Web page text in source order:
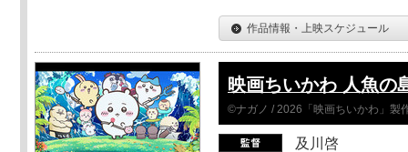
作品情報・上映スケジュール
映画ちいかわ 人魚の
©ナガノ / 2026「映画ちいかわ」製
及川啓